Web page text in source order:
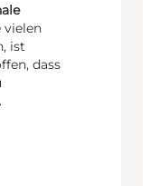
vielen
ist
dass